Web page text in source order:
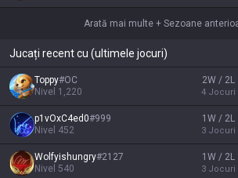
Arată mai multe+ Sezoane
Jucați recent cu (ultimele jocuri)
Toppy#OC
Nivel 1,220
2W / 2L
4 Jocuri
p1vOxC4ed0#999
Nivel 452
1W / 2L
3 Jocuri
Wolfyishungry#2127
Nivel 540
1W / 2L
3 Jocuri